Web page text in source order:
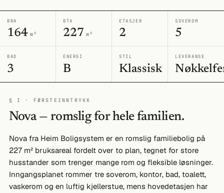
BRA
164 m²
BTA
227 m²
ETASJER
2
SOVEROM
5
BAD
3
ENERGI
B
STIL
Klassisk
LEVERANSE
§ I · FØRSTEINNTRYKK
Nova — romslig for hele familien.
Nova fra Heim Boligsystem er en romslig familiebolig på
227 m² bruksareal fordelt over to plan, tegnet for store
husstander som trenger mange rom og fleksible løsninger.
Inngangsplanet rommer tre soverom, kontor, bad, toalett,
vaskerom og en luftig kjellerstue, mens hovedetasjen har